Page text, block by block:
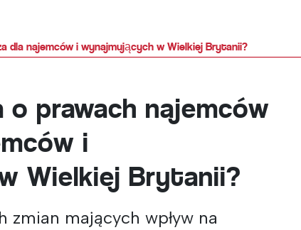
dla najemców i wynajmujących w Wielkiej Brytanii?
prawach najemców
i
Wielkiej Brytanii?
mających wpływ na